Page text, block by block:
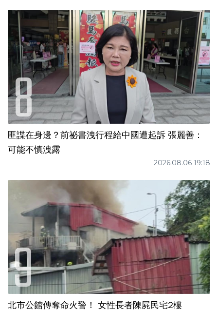
匪諜在身邊？前祕書洩行程給中國遭起訴 張麗善：
可能不慎洩露
2026.08.06 19:18
北市公館傳奪命火警！ 女性長者陳屍民宅2樓